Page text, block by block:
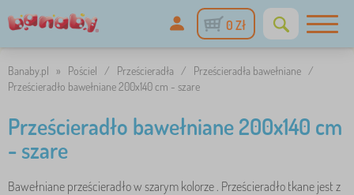
0 Zł
Banaby.pl » Pościel / Prześcieradła / Prześcieradła bawełniane /
Prześcieradło bawełniane 200x140 cm - szare
Prześcieradło bawełniane 200x140 cm
- szare
Bawełniane prześcieradło w szarym kolorze . Prześcieradło tkane jest z